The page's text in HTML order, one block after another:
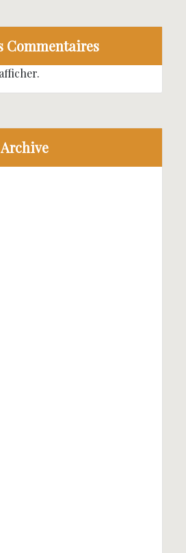
Commentaires
Archive